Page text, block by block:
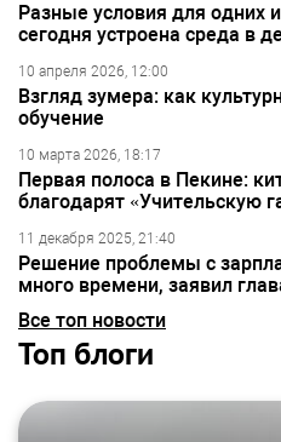
Разные условия для одних
сегодня устроена среда в
10 апреля 2026, 12:00
Взгляд зумера: как
обучение
10 марта 2026, 18:17
Первая полоса в Пекине:
благодарят «Учительскую
11 декабря 2025, 21:40
Решение проблемы с
много времени, заявил
Все топ новости
Топ блоги